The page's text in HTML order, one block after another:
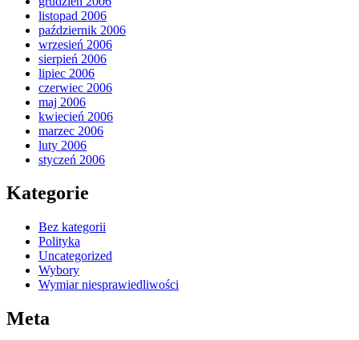
listopad 2006
październik 2006
wrzesień 2006
sierpień 2006
lipiec 2006
czerwiec 2006
maj 2006
kwiecień 2006
marzec 2006
luty 2006
styczeń 2006
Kategorie
Bez kategorii
Polityka
Uncategorized
Wybory
Wymiar niesprawiedliwości
Meta